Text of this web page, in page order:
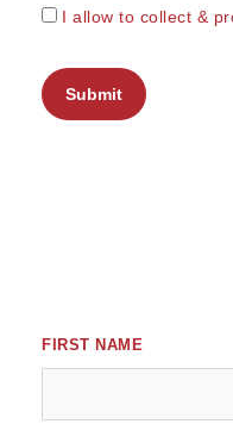
I allow to collect &
Submit
FIRST NAME